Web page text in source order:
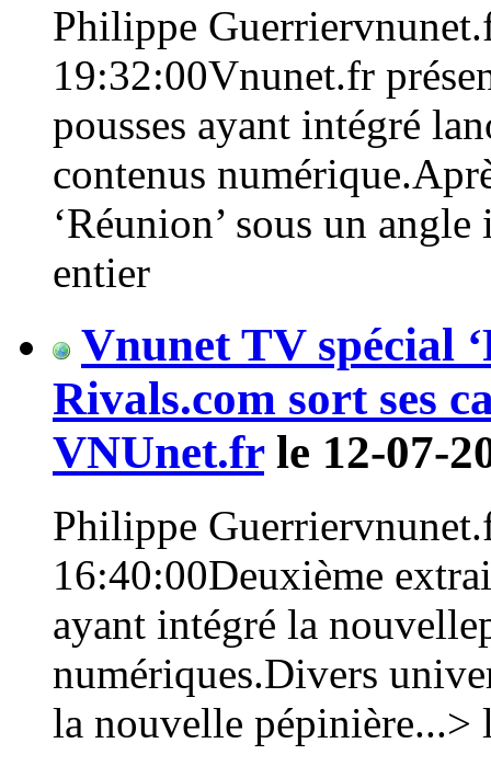
Philippe
19:32:00Vnunet.fr
pousses ayant intégré
contenus
‘Réunion’ sous un
entier
Vnunet TV spécial
Rivals.com sort ses
VNUnet.frle 12-07-
Philippe
16:40:00Deuxième
ayant intégré la
numériques.Divers
la nouvelle